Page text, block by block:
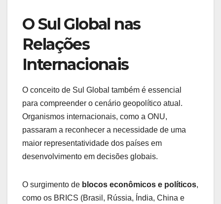
O Sul Global nas
Relações
Internacionais
O conceito de Sul Global também é essencial
para compreender o cenário geopolítico atual.
Organismos internacionais, como a ONU,
passaram a reconhecer a necessidade de uma
maior representatividade dos países em
desenvolvimento em decisões globais.
O surgimento de blocos econômicos e políticos,
como os BRICS (Brasil, Rússia, Índia, China e